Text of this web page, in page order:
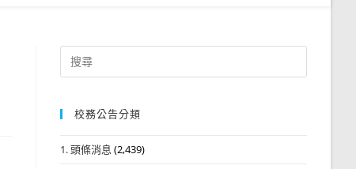
Search
for:
校務公告分類
1. 頭條消息 (2,439)